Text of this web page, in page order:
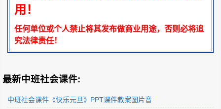
用！
任何单位或个人禁止将其发布做商业用途，否则必将追
究法律责任！
最新中班社会课件:
中班社会课件《快乐元旦》PPT课件教案图片音